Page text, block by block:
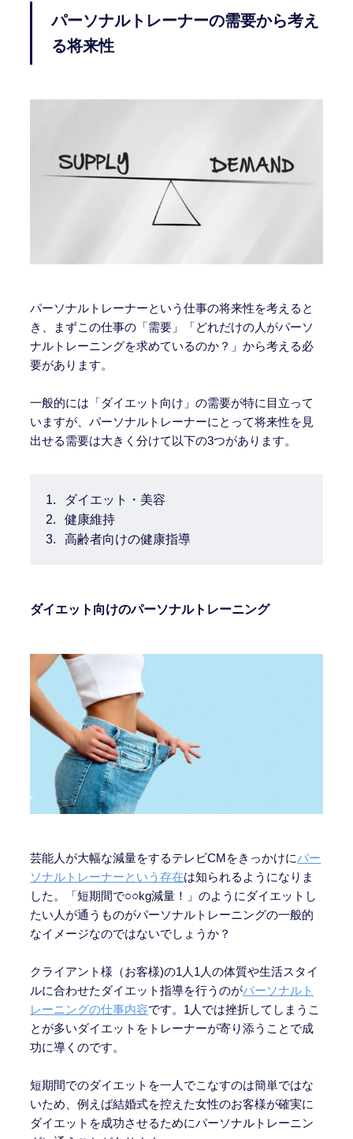
パーソナルトレーナーの需要から考え
る将来性
パーソナルトレーナーという仕事の将来性を考えると
き、まずこの仕事の「需要」「どれだけの人がパーソ
ナルトレーニングを求めているのか？」から考える必
要があります。
一般的には「ダイエット向け」の需要が特に目立って
いますが、パーソナルトレーナーにとって将来性を見
出せる需要は大きく分けて以下の3つがあります。
ダイエット・美容
健康維持
高齢者向けの健康指導
ダイエット向けのパーソナルトレーニング
芸能人が大幅な減量をするテレビCMをきっかけにパー
ソナルトレーナーという存在は知られるようになりま
した。「短期間で○○kg減量！」のようにダイエットし
たい人が通うものがパーソナルトレーニングの一般的
なイメージなのではないでしょうか？
クライアント様（お客様)の1人1人の体質や生活スタイ
ルに合わせたダイエット指導を行うのがパーソナルト
レーニングの仕事内容です。1人では挫折してしまうこ
とが多いダイエットをトレーナーが寄り添うことで成
功に導くのです。
短期間でのダイエットを一人でこなすのは簡単ではな
いため、例えば結婚式を控えた女性のお客様が確実に
ダイエットを成功させるためにパーソナルトレーニン